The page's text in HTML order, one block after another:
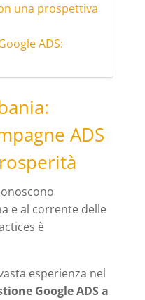
una prospettiva
ADS:
ADS
e al corrente delle
è
esperienza nel
Google ADS a